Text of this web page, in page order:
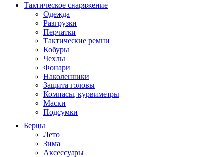
Тактическое снаряжение
Одежда
Разгрузки
Перчатки
Тактические ремни
Кобуры
Чехлы
Фонари
Наколенники
Защита головы
Компасы, курвиметры
Маски
Подсумки
Берцы
Лето
Зима
Аксессуары